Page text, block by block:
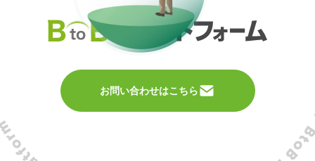
お問い合わせはこちら